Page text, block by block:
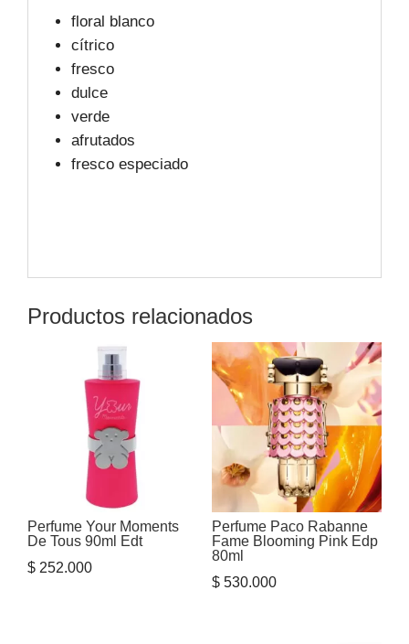
floral blanco
cítrico
fresco
dulce
verde
afrutados
fresco especiado
Productos relacionados
Perfume Your Moments
De Tous 90ml Edt
$ 252.000
Perfume Paco Rabanne
Fame Blooming Pink Edp
80ml
$530.000